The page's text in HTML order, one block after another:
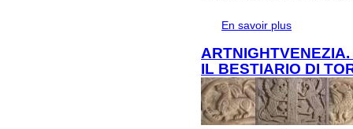
En savoir plus
IL BESTIARIO DI